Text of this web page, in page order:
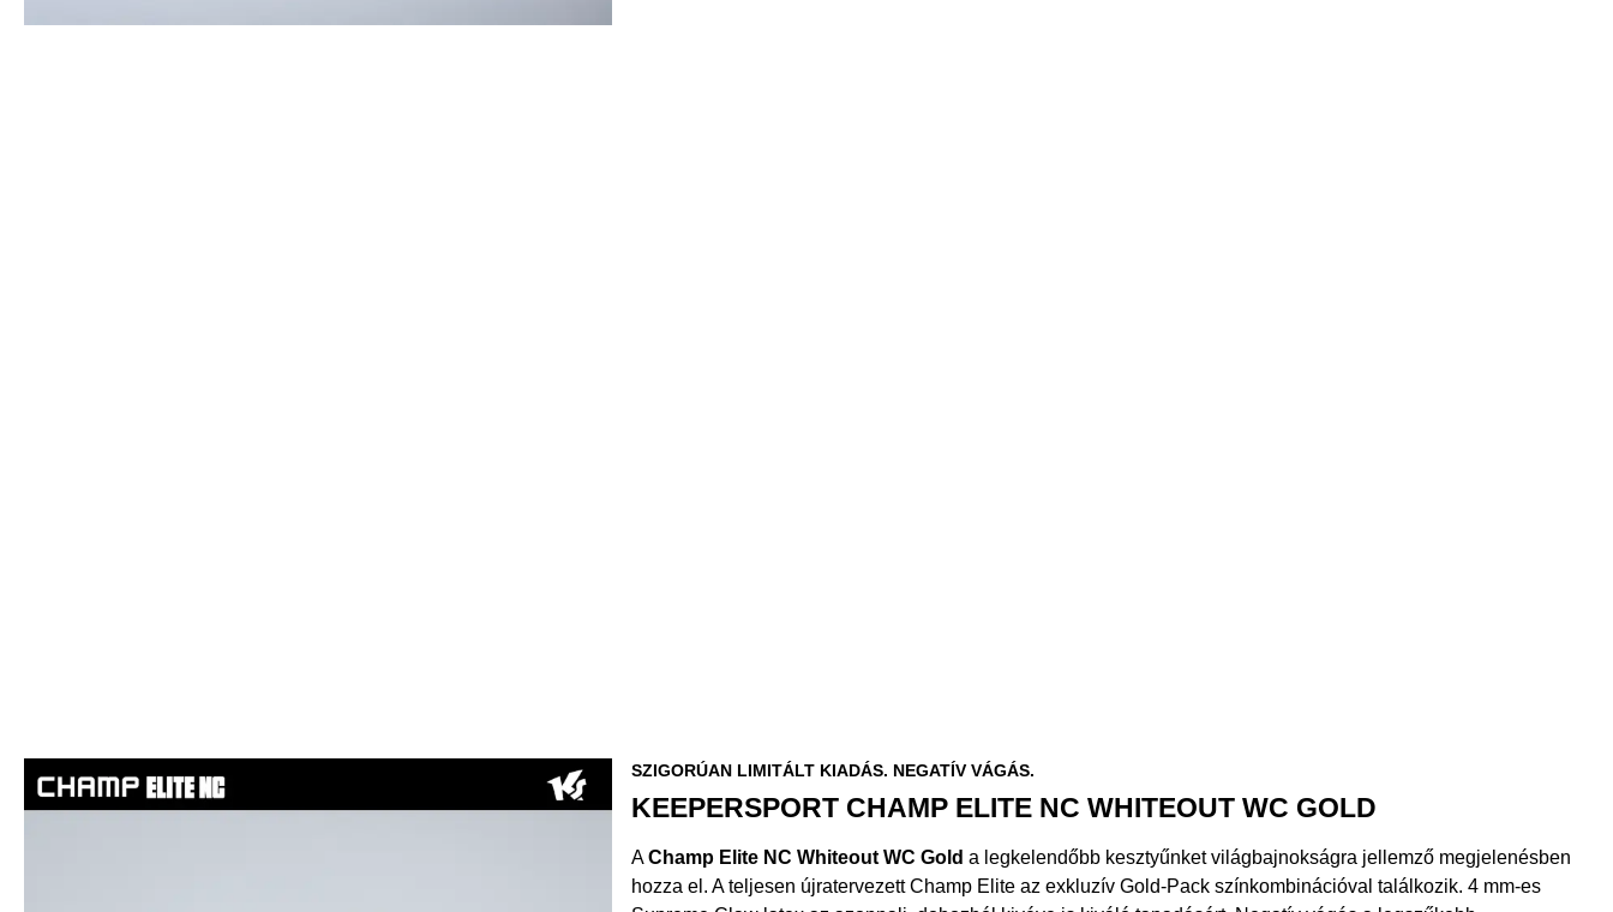
SZIGORÚAN LIMITÁLT KIADÁS. NEGATÍV VÁGÁS.
KEEPERSPORT CHAMP ELITE NC WHITEOUT WC GOLD
AChamp Elite NC Whiteout WC Gold a legkelendőbb kesztyűnket világbajnokságra jellemző megjelenésben
hozza el. A teljesen újratervezett Champ Elite az exkluzív Gold-Pack színkombinációval találkozik. 4 mm-es